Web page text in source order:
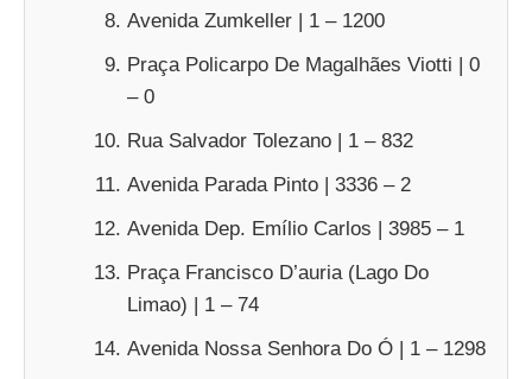
Avenida Zumkeller | 1 – 1200
Praça Policarpo De Magalhães Viotti | 0
– 0
Rua Salvador Tolezano | 1 – 832
Avenida Parada Pinto | 3336 – 2
Avenida Dep. Emílio Carlos | 3985 – 1
Praça Francisco D’auria (Lago Do
Limao) | 1 – 74
Avenida Nossa Senhora Do Ó | 1 – 1298